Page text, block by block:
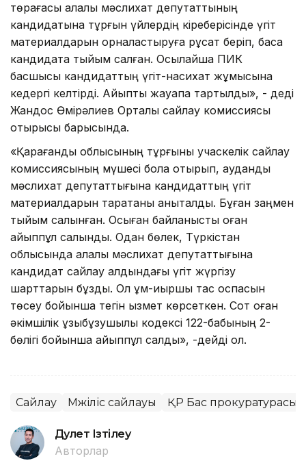
төрағасы қалалық мәслихат депутаттының
кандидатына тұрғын үйлердің кіреберісінде үгіт
материалдарын орналастыруға рұқсат беріп, басқа
кандидатқа тыйым салған. Осылайша ПИК
басшысы кандидаттың үгіт-насихат жұмысына
кедергі келтірді. Айыпты жауапқа тартылды», - деді
Жандос Өмірәлиев Орталық сайлау комиссиясы
отырысы барысында.
«Қарағанды облысының тұрғыны учаскелік сайлау
комиссиясының мүшесі бола отырып, аудандық
мәслихат депутаттығына кандидаттың үгіт
материалдарын таратқаны анықталды. Бұған заңмен
тыйым салынған. Осыған байланысты оған
айыппұл салынды. Одан бөлек, Түркістан
облысында қалалық мәслихат депутаттығына
кандидат сайлау алдындағы үгіт жүргізу
шарттарын бұзды. Ол құм-қиыршық тас қоспасын
төсеу бойынша тегін қызмет көрсеткен. Сот оған
әкімшілік құзықбұзушылық кодексі 122-бабының 2-
бөлігі бойынша айыппұл салды», -дейді ол.
Сайлау Мәжіліс сайлауы ҚР Бас прокуратурасы
Дәулет Ізтілеу
Авторлар